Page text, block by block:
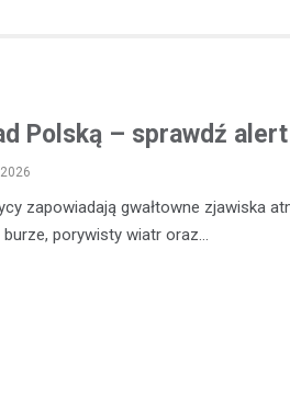
Polską – sprawdź alert
zapowiadają gwałtowne zjawiska
porywisty wiatr oraz…